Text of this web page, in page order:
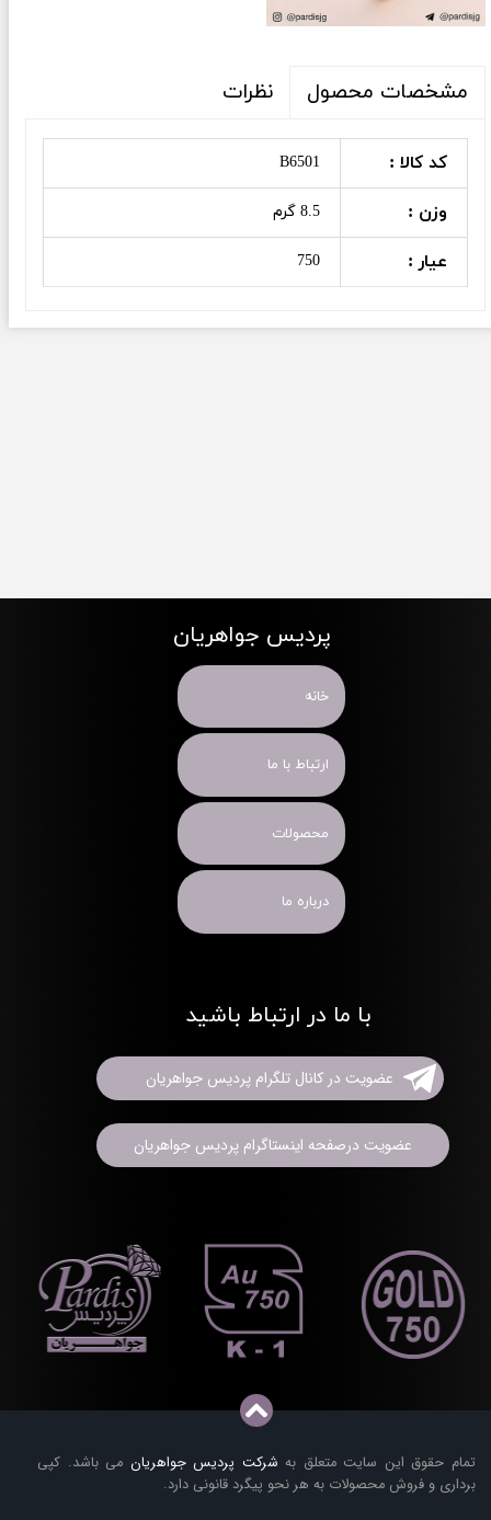
مشخصات محصول نظرات
کد کالا : B6501
وزن : 8.5 گرم
عیار : 750
تمام حقوق این سایت متعلق به شرکت پردیس جواهریان می باشد. کپی
برداری و فروش محصولات به هر نحو پیگرد قانونی دارد.
پردیس جواهریان
خانه
ارتباط با ما
محصولات
درباره ما
با ما در ارتباط باشید
عضویت در کانال تلگرام پردیس جواهریان
عضویت درصفحه اینستاگرام پردیس جواهریان